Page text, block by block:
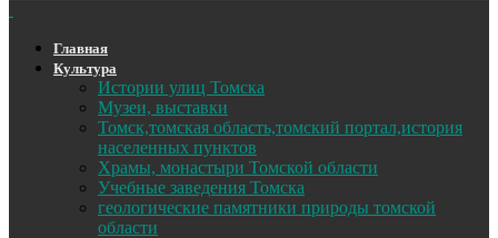
Главная
Культура
Истории улиц Томска
Музеи, выставки
Томск,томская область,томский портал,история
населенных пунктов
Храмы, монастыри Томской области
Учебные заведения Томска
геологические памятники природы томской
области